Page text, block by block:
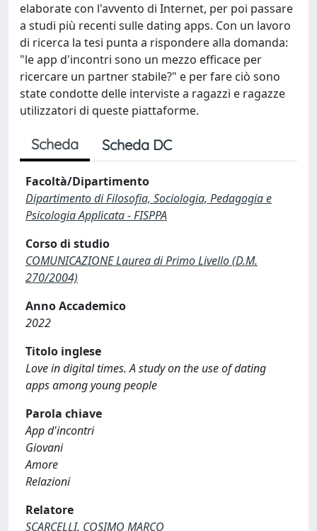
elaborate con l'avvento di Internet, per poi passare
a studi più recenti sulle dating apps. Con un lavoro
di ricerca la tesi punta a rispondere alla domanda:
"le app d'incontri sono un mezzo efficace per
ricercare un partner stabile?" e per fare ciò sono
state condotte delle interviste a ragazzi e ragazze
utilizzatori di queste piattaforme.
Scheda Scheda DC
Facoltà/Dipartimento
Dipartimento di Filosofia, Sociologia, Pedagogia e
Psicologia Applicata - FISPPA
Corso di studio
COMUNICAZIONE Laurea di Primo Livello (D.M.
270/2004)
Anno Accademico
2022
Titolo inglese
Love in digital times. A study on the use of dating
apps among young people
Parola chiave
App d'incontri
Giovani
Amore
Relazioni
Relatore
SCARCELLI, COSIMO MARCO